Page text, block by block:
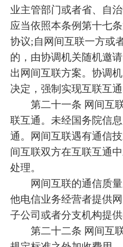
业主管部门或者省、自
应当依照本条例第十七
协议;自网间互联一方或
的，由协调机关随机邀
出网间互联方案。协调
决定，强制实现互联互通
第二十一条 网间互联
联互通。未经国务院信
通。网间互联遇有通信
间互联双方在互联互通
处理。
网间互联的通信质量
他电信业务经营者提供
子公司或者分支机构提供
第二十二条 网间互联